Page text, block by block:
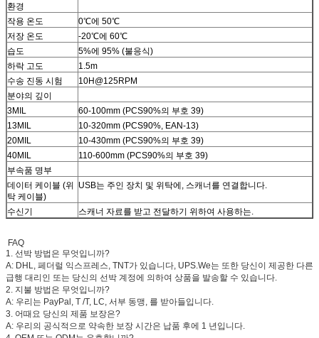
환경
작용 온도
0℃에 50℃
저장 온도
-20℃에 60℃
습도
5%에 95% (불응식)
하락 고도
1.5m
수송 진동 시험
10H@125RPM
분야의 깊이
3MIL
60-100mm (PCS90%의 부호 39)
13MIL
10-320mm (PCS90%, EAN-13)
20MIL
10-430mm (PCS90%의 부호 39)
40MIL
110-600mm (PCS90%의 부호 39)
부속품 명부
데이터 케이블 (위
탁 케이블)
USB는 주인 장치 및 위탁에, 스캐너를 연결합니다.
수신기 스캐너 자료를 받고 전달하기 위하여 사용하는.
FAQ
1. 선박 방법은 무엇입니까?
A: DHL, 페더럴 익스프레스, TNT가 있습니다, UPS.We는 또한 당신이 제공한 다른
급행 대리인 또는 당신의 선박 계정에 의하여 상품을 발송할 수 있습니다.
2. 지불 방법은 무엇입니까?
A: 우리는 PayPal, T /T, LC, 서부 동맹, 를 받아들입니다.
3. 어때요 당신의 제품 보장은?
A: 우리의 공식적으로 약속한 보장 시간은 납품 후에 1 년입니다.